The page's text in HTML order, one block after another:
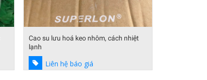
Cao su lưu hoá keo nhôm, cách nhiệt
lạnh
Liên hệ báo giá